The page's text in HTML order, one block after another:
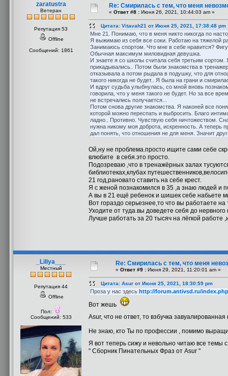
zaratustra
Ветеран
Репутация 53
Offline
Сообщений: 1861
Re: Смирилась с тем, что меня
« Ответ #8 : Июня 26, 2021, 10:44:03 am »
Цитата: Vitavah21 от Июня 25, 2021, 17:38:48 pm
Мне 21. Понимаю, что в меня никто никогда по
Я выжимаю из себя все соки. Работаю на тяжелой
Занимаюсь спортом. Что мне в себе нравится?
Обычная максимум миловидная девушка.
И знаете я со школы считала себя третьим
прикадывались.. Потом были знакомства в
отказывала а потом рыдала в подушку, что для
такого никогда не будет.. Я была на грани и
И вдруг судьба улыбнулась, со мной вновь
говорила, что у меня такого не будет. Но за все
не встречались получается...
Потом снова другие знакомства. Я наконей все
которой можно переспать и выбросить. Благо
ладно.. Противно. Чувствую себя ничтожеством.
нужна никому моя доброта, искренность. А теперь
дал понять, что отношения не для меня. Значит
Ой,ну не проблема.просто ищите сами себе
влюбите в себя.это просто.
Подозреваю ,что в тренажёрных залах
библиотеках,клубах
21 год,рановато ставить на себе крест.
Я с женой познакомился в 35 ,а знаю людей и
А вы в 21 ещё ребенок и шишек себе набьете
Вот гораздо серьезнее,то что вы работаете
Уходите от туда.вы доведете себя до
Лучше работать за 20 тысяч на лёгкой работе
_Liliya___
Местный
Репутация 44
Offline
Пол:
Сообщений: 533
Re: Смирилась с тем, что меня
« Ответ #9 : Июня 29, 2021, 11:20:01 am »
Цитата: Asur от Июня 25, 2021, 18:30:59 pm
Проза у нас здесь http://forum.antivsd.ru/
Вот жешь
Asur, что не ответ, то взбучка
Не знаю, кто Ты по профессии , помимо
Я вот теперь сижу и невольно читаю все
" Сборник Пинательных Фраз от Asur "